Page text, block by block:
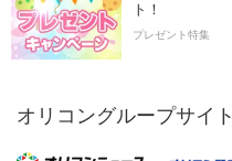
ト！
プレゼント特集
オリコングループサイト